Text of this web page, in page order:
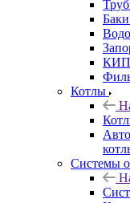
КИП
Котлы
Системы